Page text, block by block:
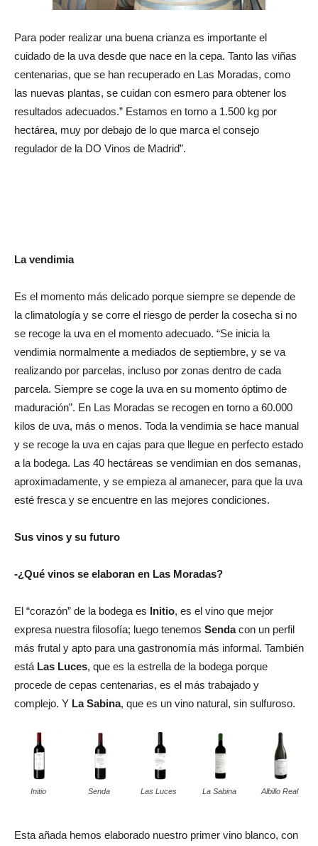
Para poder realizar una buena crianza es importante el
cuidado de la uva desde que nace en la cepa. Tanto las viñas
centenarias, que se han recuperado en Las Moradas, como
las nuevas plantas, se cuidan con esmero para obtener los
resultados adecuados.” Estamos en torno a 1.500 kg por
hectárea, muy por debajo de lo que marca el consejo
regulador de la DO Vinos de Madrid”.
La vendimia
Es el momento más delicado porque siempre se depende de
la climatología y se corre el riesgo de perder la cosecha si no
se recoge la uva en el momento adecuado. “Se inicia la
vendimia normalmente a mediados de septiembre, y se va
realizando por parcelas, incluso por zonas dentro de cada
parcela. Siempre se coge la uva en su momento óptimo de
maduración”. En Las Moradas se recogen en torno a 60.000
kilos de uva, más o menos. Toda la vendimia se hace manual
y se recoge la uva en cajas para que llegue en perfecto estado
a la bodega. Las 40 hectáreas se vendimian en dos semanas,
aproximadamente, y se empieza al amanecer, para que la uva
esté fresca y se encuentre en las mejores condiciones.
Sus vinos y su futuro
-¿Qué vinos se elaboran en Las Moradas?
El “corazón” de la bodega es Initio, es el vino que mejor
expresa nuestra filosofía; luego tenemos Sendacon un perfil
más frutal y apto para una gastronomía más informal. También
está Las Luces, que es la estrella de la bodega porque
procede de cepas centenarias, es el más trabajado y
complejo. Y La Sabina, que es un vino natural, sin sulfuroso.
Initio Senda Las Luces La Sabina Albillo Real
Esta añada hemos elaborado nuestro primer vino blanco, con